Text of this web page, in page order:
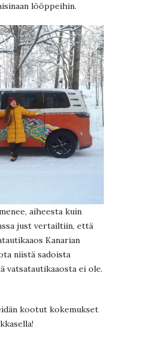
lööppeihin.
aiheesta kuin
just vertailtiin, että
Kanarian
niistä sadoista
vatsatautikaaosta ei ole.
kootut kokemukset